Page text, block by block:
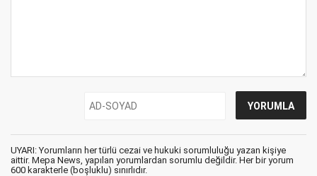
UYARI: Yorumların her türlü cezai ve hukuki sorumluluğu yazan kişiye
aittir. Mepa News, yapılan yorumlardan sorumlu değildir. Her bir yorum
600 karakterle (boşluklu) sınırlıdır.